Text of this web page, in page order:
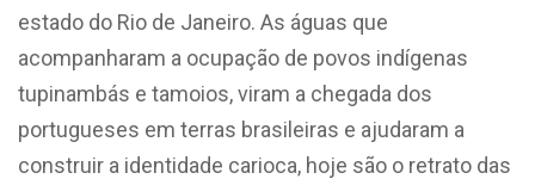
estado do Rio de Janeiro. As águas que
acompanharam a ocupação de povos indígenas
tupinambás e tamoios, viram a chegada dos
portugueses em terras brasileiras e ajudaram a
construir a identidade carioca, hoje são o retrato das